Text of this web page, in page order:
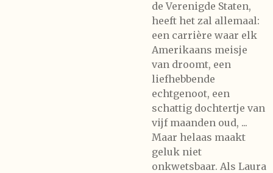
de Verenigde Staten,
heeft het zal allemaal:
een carrière waar elk
Amerikaans meisje
van droomt, een
liefhebbende
echtgenoot, een
schattig dochtertje van
vijf maanden oud, ...
Maar helaas maakt
geluk niet
onkwetsbaar. Als Laura